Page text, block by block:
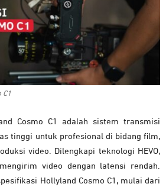
C1
Cosmo C1 adalah sistem transmisi
tinggi untuk profesional di bidang film,
video. Dilengkapi teknologi HEVO,
video dengan latensi rendah.
Hollyland Cosmo C1, mulai dari